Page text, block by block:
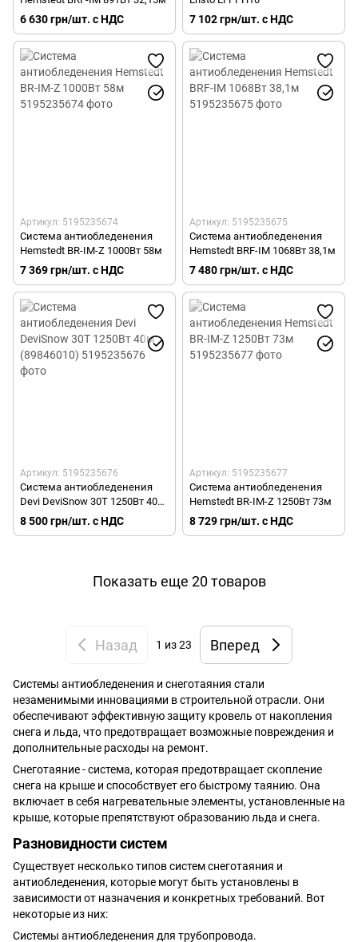
6 630 грн/шт. с НДС 7 102 грн/шт. с НДС
Артикул: 5195235674
Система антиобледенения
Hemstedt BR-IM-Z 1000Вт 58м
7 369 грн/шт. с НДС
Артикул: 5195235675
Система антиобледенения
Hemstedt BRF-IM 1068Вт 38,1м
7 480 грн/шт. с НДС
Артикул: 5195235676
Система антиобледенения
Devi DeviSnow 30T 1250Вт 40м
(89846010)
8 500 грн/шт. с НДС
Артикул: 5195235677
Система антиобледенения
Hemstedt BR-IM-Z 1250Вт 73м
8 729 грн/шт. с НДС
Показать еще 20 товаров
Назад 1 из 23 Вперед
Системы антиобледенения и снеготаяния стали
незаменимыми инновациями в строительной отрасли. Они
обеспечивают эффективную защиту кровель от накопления
снега и льда, что предотвращает возможные повреждения и
дополнительные расходы на ремонт.
Снеготаяние - система, которая предотвращает скопление
снега на крыше и способствует его быстрому таянию. Она
включает в себя нагревательные элементы, установленные на
крыше, которые препятствуют образованию льда и снега.
Разновидности систем
Существует несколько типов систем снеготаяния и
антиобледенения, которые могут быть установлены в
зависимости от назначения и конкретных требований. Вот
некоторые из них:
Системы антиобледенения для трубопровода.